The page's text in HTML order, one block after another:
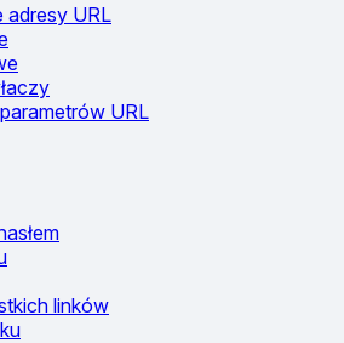
adresy URL
URL
linków